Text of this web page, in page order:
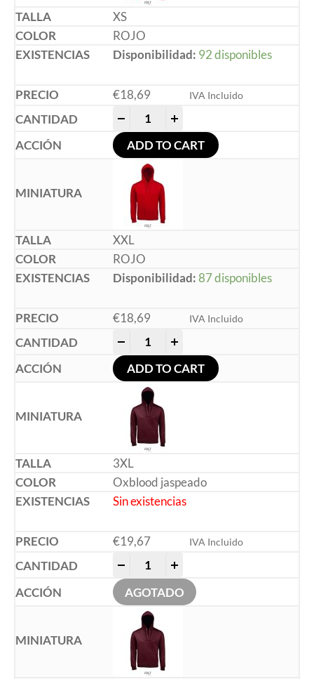
XS
ROJO
Disponibilidad: 92 disponibles
€18,69 IVA Incluido
ADD TO CART
XXL
ROJO
Disponibilidad:87 disponibles
€18,69 IVA Incluido
ADD TO CART
3XL
Oxblood jaspeado
Sin existencias
€19,67 IVA Incluido
AGOTADO